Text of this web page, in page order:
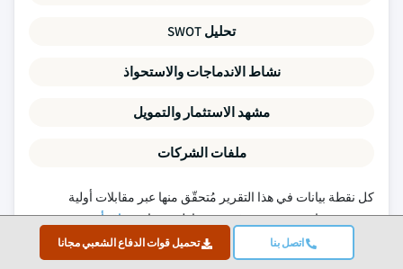
اتصل بنا تحميل قوات الدفاع الشعبي مجانا
تحليل SWOT
نشاط الاندماجات والاستحواذ
مشهد الاستثمار والتمويل
ملفات الشركات
كل نقطة بيانات في هذا التقرير مُتحقّق منها عبر مقابلات أولية
ونمذجة تصاعدية حقيقية وفحوص تقاطعي صارمة.اقرأ عن منهجية